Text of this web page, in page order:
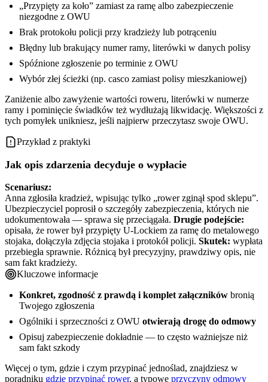
„Przypięty za koło” zamiast za ramę albo zabezpieczenie
niezgodne z OWU
Brak protokołu policji przy kradzieży lub potrąceniu
Błędny lub brakujący numer ramy, literówki w danych polisy
Spóźnione zgłoszenie po terminie z OWU
Wybór złej ścieżki (np. casco zamiast polisy mieszkaniowej)
Zaniżenie albo zawyżenie wartości roweru, literówki w numerze
ramy i pominięcie świadków też wydłużają likwidację. Większości z
tych pomyłek unikniesz, jeśli najpierw przeczytasz swoje OWU.
Przykład z praktyki
Jak opis zdarzenia decyduje o wypłacie
Scenariusz:
Anna zgłosiła kradzież, wpisując tylko „rower zginął spod sklepu”.
Ubezpieczyciel poprosił o szczegóły zabezpieczenia, których nie
udokumentowała — sprawa się przeciągała. Drugie podejście:
opisała, że rower był przypięty U-Lockiem za ramę do metalowego
stojaka, dołączyła zdjęcia stojaka i protokół policji. Skutek: wypłata
przebiegła sprawnie. Różnicą był precyzyjny, prawdziwy opis, nie
sam fakt kradzieży.
Kluczowe informacje
Konkret, zgodność z prawdą i komplet załączników bronią
Twojego zgłoszenia
Ogólniki i sprzeczności z OWU otwierają drogę do odmowy
Opisuj zabezpieczenie dokładnie — to często ważniejsze niż
sam fakt szkody
Więcej o tym, gdzie i czym przypinać jednoślad, znajdziesz w
poradniku gdzie przypinać rower, a typowe przyczyny odmowy